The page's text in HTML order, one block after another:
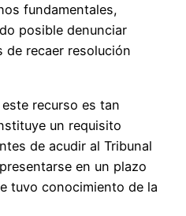
fundamentales,
posible denunciar
de recaer resolución
recurso es tan
un requisito
de acudir al Tribunal
en un plazo
tuvo conocimiento de la